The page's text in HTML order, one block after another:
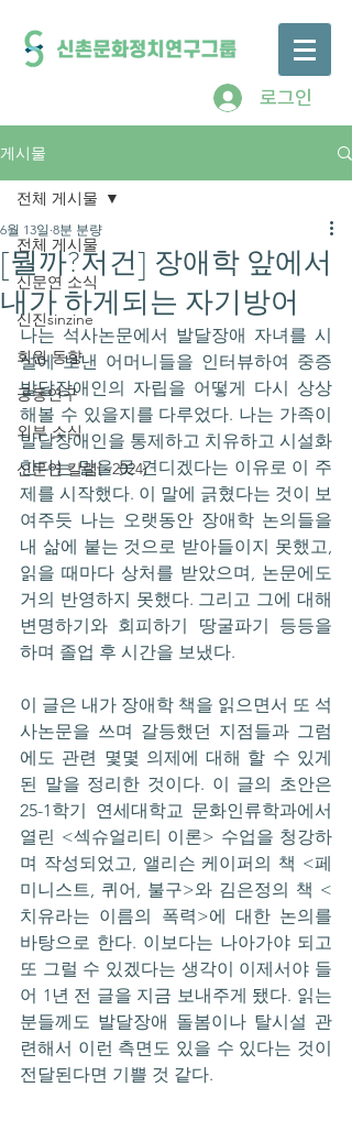
로그인
게시물
전체 게시물
신문연 소식
신진sinzine
회원 동향
공동연구
외부 소식
신문연 칼럼(~2024)
전체 게시물
[뭘까?저건] 장애학 앞에서
내가 하게되는 자기방어
6월 13일 8분 분량
나는 석사논문에서 발달장애 자녀를 시
설에 보낸 어머니들을 인터뷰하여 중증
발달장애인의 자립을 어떻게 다시 상상
해볼 수 있을지를 다루었다. 나는 가족이
발달장애인을 통제하고 치유하고 시설화
한다는 말을 못 견디겠다는 이유로 이 주
제를 시작했다. 이 말에 긁혔다는 것이 보
여주듯 나는 오랫동안 장애학 논의들을
내 삶에 붙는 것으로 받아들이지 못했고,
읽을 때마다 상처를 받았으며, 논문에도
거의 반영하지 못했다. 그리고 그에 대해
변명하기와 회피하기 땅굴파기 등등을
하며 졸업 후 시간을 보냈다.
이 글은 내가 장애학 책을 읽으면서 또 석
사논문을 쓰며 갈등했던 지점들과 그럼
에도 관련 몇몇 의제에 대해 할 수 있게
된 말을 정리한 것이다. 이 글의 초안은
25-1학기 연세대학교 문화인류학과에서
열린 <섹슈얼리티 이론> 수업을 청강하
며 작성되었고, 앨리슨 케이퍼의 책 <페
미니스트, 퀴어, 불구>와 김은정의 책 <
치유라는 이름의 폭력>에 대한 논의를
바탕으로 한다. 이보다는 나아가야 되고
또 그럴 수 있겠다는 생각이 이제서야 들
어 1년 전 글을 지금 보내주게 됐다. 읽는
분들께도 발달장애 돌봄이나 탈시설 관
련해서 이런 측면도 있을 수 있다는 것이
전달된다면 기쁠 것 같다.